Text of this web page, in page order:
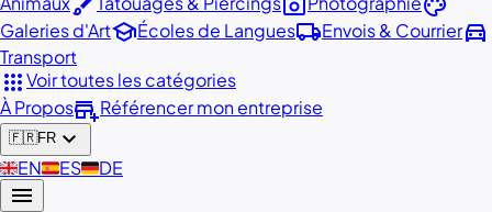
Galeries d'ArtschoolÉcoles de Langueslocal_shippingEnvois & Courrierdirections_car
Transport
appsVoir toutes les catégories
À Proposadd_businessRéférencer mon entreprise
🇫🇷FR expand_more
🇬🇧EN🇪🇸ES🇩🇪DE
menu